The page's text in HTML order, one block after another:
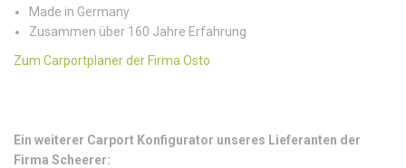
Made in Germany
Zusammen über 160 Jahre Erfahrung
Zum Carportplaner der Firma Osto
Ein weiterer Carport Konfigurator unseres Lieferanten der
Firma Scheerer: